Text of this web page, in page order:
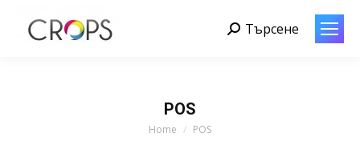
Search:
Търсене
POS
You are here:
Home POS